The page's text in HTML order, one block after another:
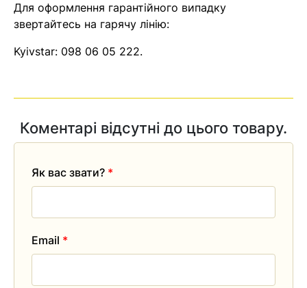
Для оформлення гарантійного випадку
звертайтесь на гарячу лінію:
Kyivstar: 098 06 05 222.
Коментарі відсутні до цього товару.
Як вас звати? *
Email *